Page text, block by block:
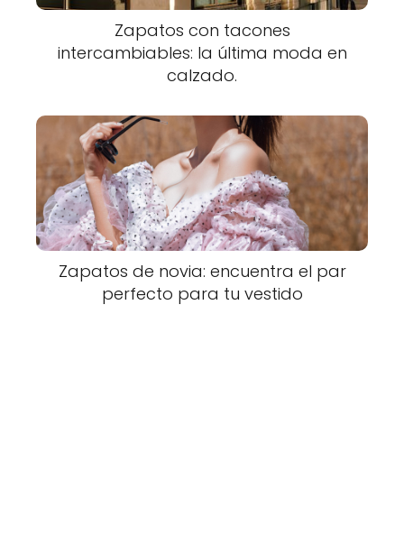
Zapatos con tacones
intercambiables: la última moda en
calzado.
Zapatos de novia: encuentra el par
perfecto para tu vestido